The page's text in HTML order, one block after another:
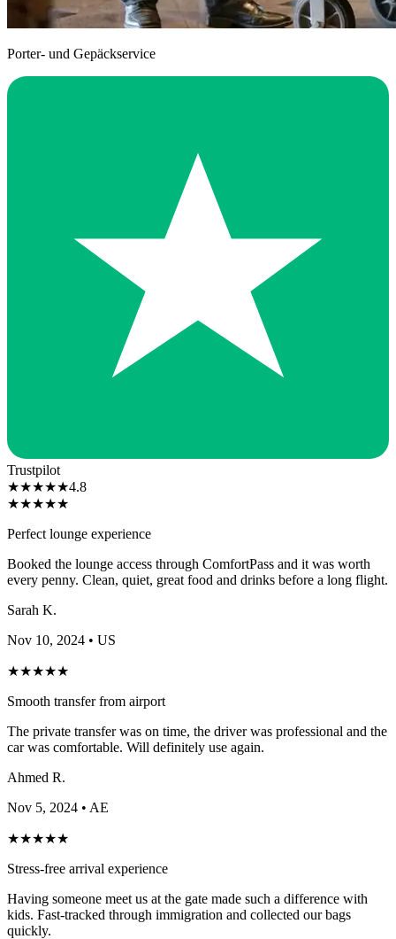
Porter- und Gepäckservice
Trustpilot
★★★★★4.8
★★★★★
Perfect lounge experience
Booked the lounge access through ComfortPass and it was worth
every penny. Clean, quiet, great food and drinks before a long flight.
Sarah K.
Nov 10, 2024 • US
★★★★★
Smooth transfer from airport
The private transfer was on time, the driver was professional and the
car was comfortable. Will definitely use again.
Ahmed R.
Nov 5, 2024 • AE
★★★★★
Stress-free arrival experience
Having someone meet us at the gate made such a difference with
kids. Fast-tracked through immigration and collected our bags
quickly.